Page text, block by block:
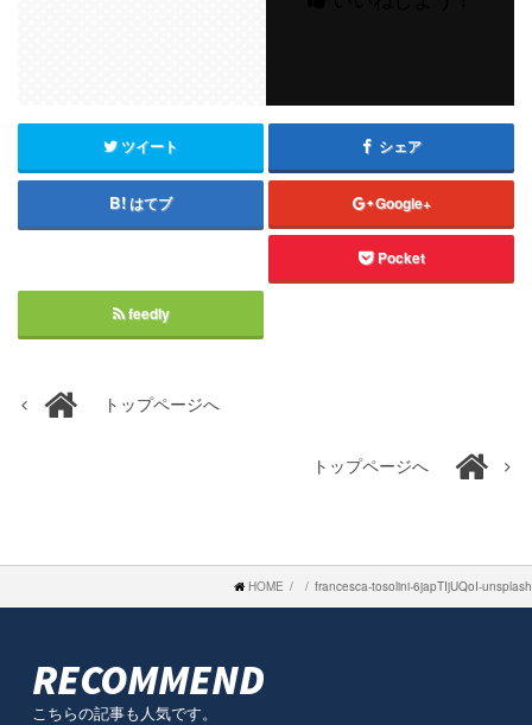
ツイート シェア
はてブ Google+
Pocket
feedly
トップページへ
トップページへ
HOME francesca-tosolini-6japTIjUQoI-unsplash
RECOMMEND
こちらの記事も人気です。